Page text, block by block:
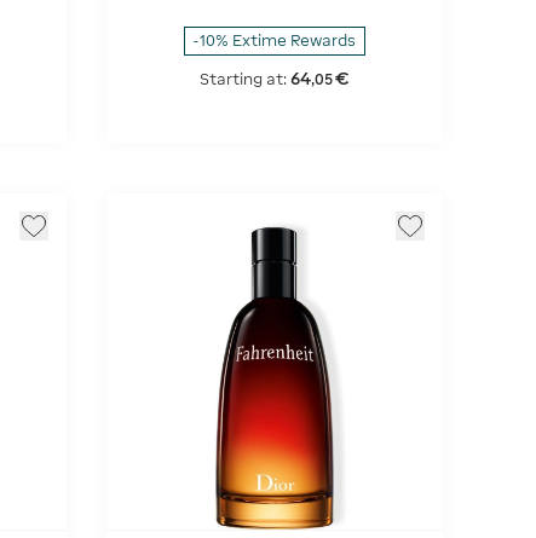
-10% Extime Rewards
Starting at: 64,05€